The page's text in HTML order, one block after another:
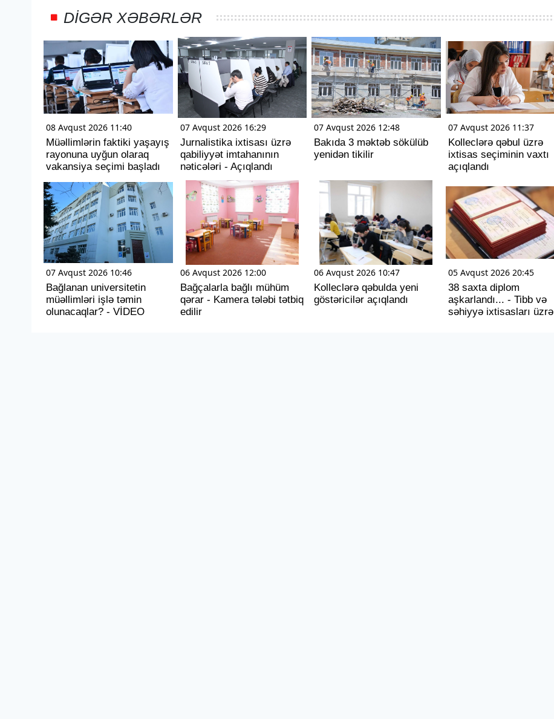
DIGƏR XƏBƏRLƏR
08 Avqust 2026 11:40
Müəllimlərin faktiki yaşayış
rayonuna uyğun olaraq
vakansiya seçimi başladı
07 Avqust 2026 16:29
Jurnalistika ixtisası üzrə
qabiliyyət imtahanının
nəticələri - Açıqlandı
07 Avqust 2026 12:48
Bakıda 3 məktəb sökülüb
yenidən tikilir
07 Avqust 2026 11:37
Kolleclərə qəbul üzrə
ixtisas seçiminin vaxtı
açıqlandı
07 Avqust 2026 10:46
Bağlanan universitetin
müəllimləri işlə təmin
olunacaqlar? - VİDEO
06 Avqust 2026 12:00
Bağçalarla bağlı mühüm
qərar - Kamera tələbi tətbiq
edilir
06 Avqust 2026 10:47
Kolleclərə qəbulda yeni
göstəricilər açıqlandı
05 Avqust 2026 20:45
38 saxta diplom
aşkarlandı... - Tibb və
səhiyyə ixtisasları üzrə